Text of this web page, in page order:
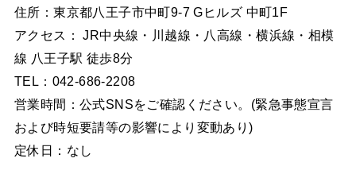
住所：東京都八王子市中町9-7 Gヒルズ 中町1F
アクセス： JR中央線・川越線・八高線・横浜線・相模
線 八王子駅 徒歩8分
TEL：042-686-2208
営業時間：公式SNSをご確認ください。(緊急事態宣言
および時短要請等の影響により変動あり)
定休日：なし